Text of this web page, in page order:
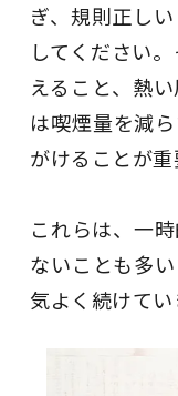
ぎ、規則正し
してください
えること、熱
は喫煙量を減
がけることが重
これらは、一
ないことも多
気よく続けてい